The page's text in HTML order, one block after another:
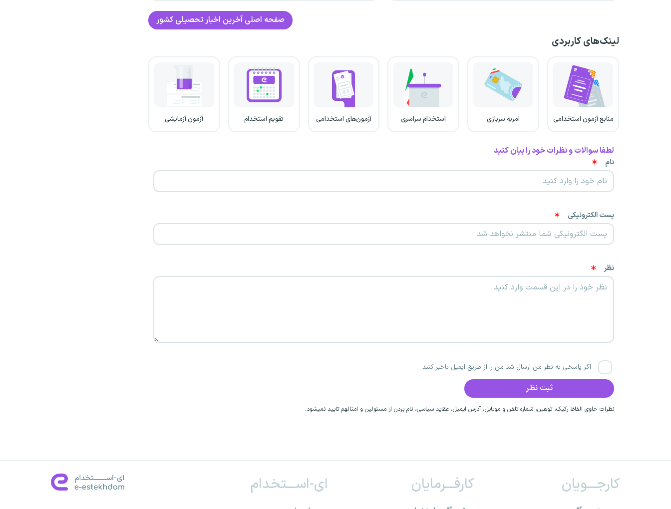
صفحه اصلیآخرین اخبار تحصیلی کشور
لینک‌های کاربردی
منابع آزمون استخدامی امریه سربازی استخدام سراسری آزمون‌های استخدامی تقویم استخدام آزمون آزمایشی
لطفا سوالات و نظرات خود را بیان کنید
نام
پست الکترونیکی
نظر
اگر پاسخی به نظر من ارسال شد من را از طریق ایمیل باخبر کنید
نظرات حاوی الفاظ رکیک، توهین، شماره تلفن و موبایل، آدرس ایمیل، عقاید سیاسی، نام بردن از مسئولین و امثالهم تایید نمیشود.
کارجـــویان کارفـــرمایان ای-اســـتخدام